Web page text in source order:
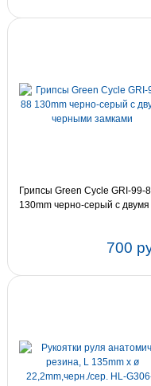
Грипсы Green Cycle GRI-99-
130mm черно-серый с двумя
700